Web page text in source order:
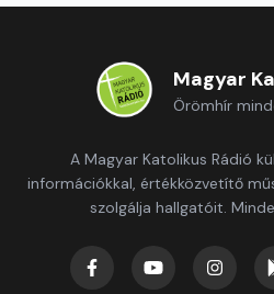
Magyar
Örömhír
A Magyar Katolikus Rádió
információkkal, értékközvetítő
szolgálja hallgatóit.